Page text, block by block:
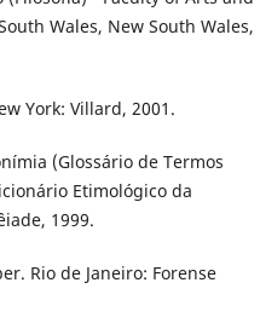
Wales, New South Wales,
York: Villard, 2001.
(Glossário de Termos
Etimológico da
1999.
Rio de Janeiro: Forense